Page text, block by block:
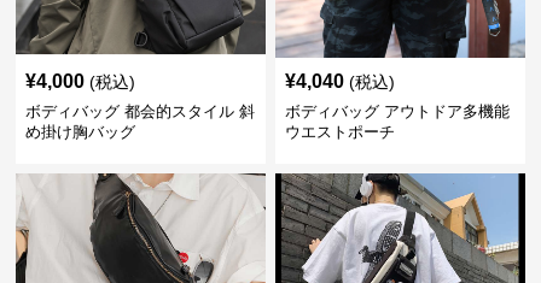
¥4,000 (税込)
ボディバッグ 都会的スタイル 斜
め掛け胸バッグ
¥4,040 (税込)
ボディバッグ アウトドア多機能
ウエストポーチ